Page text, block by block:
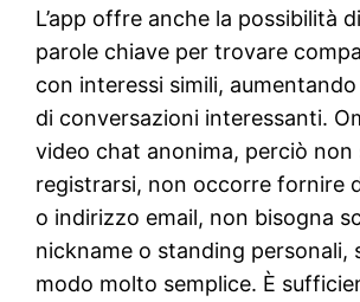
L’app offre anche la possibilità
parole chiave per trovare
con interessi simili,
di conversazioni interessanti.
video chat anonima, perciò non
registrarsi, non occorre fornire
o indirizzo email, non bisogna
nickname o standing personali,
modo molto semplice. È